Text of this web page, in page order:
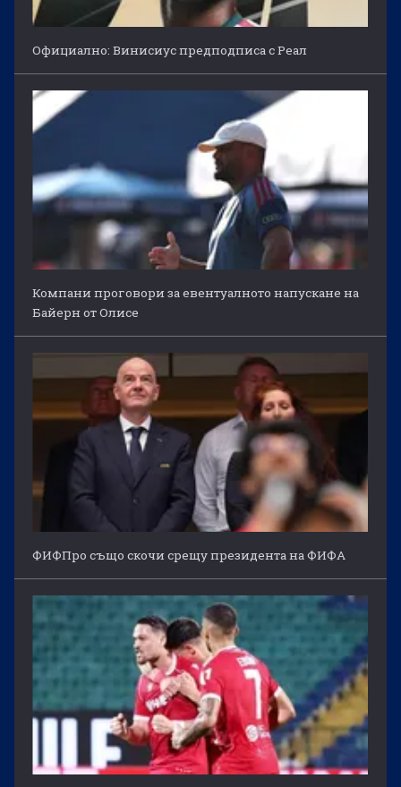
Официално: Винисиус предподписа с Реал
Компани проговори за евентуалното напускане на
Байерн от Олисе
ФИФПро също скочи срещу президента на ФИФА